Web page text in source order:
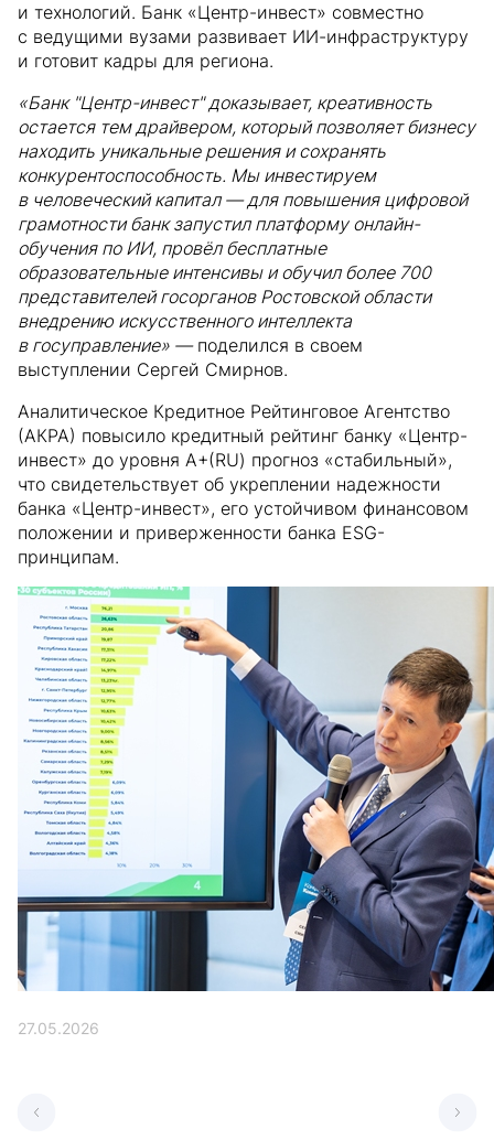
и технологий. Банк «Центр-инвест» совместно
с ведущими вузами развивает ИИ-инфраструктуру
и готовит кадры для региона.
«Банк "Центр-инвест" доказывает, креативность
остается тем драйвером, который позволяет бизнесу
находить уникальные решения и сохранять
конкурентоспособность. Мы инвестируем
в человеческий капитал — для повышения цифровой
грамотности банк запустил платформу онлайн-
обучения по ИИ, провёл бесплатные
образовательные интенсивы и обучил более 700
представителей госорганов Ростовской области
внедрению искусственного интеллекта
в госуправление» —поделился в своем
выступлении Сергей Смирнов.
Аналитическое Кредитное Рейтинговое Агентство
(АКРА) повысило кредитный рейтинг банку «Центр-
инвест» до уровня А+(RU) прогноз «стабильный»,
что свидетельствует об укреплении надежности
банка «Центр-инвест», его устойчивом финансовом
положении и приверженности банка ESG-
принципам.
27.05.2026